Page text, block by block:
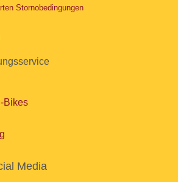
Stornobedingungen
Bikes
Media